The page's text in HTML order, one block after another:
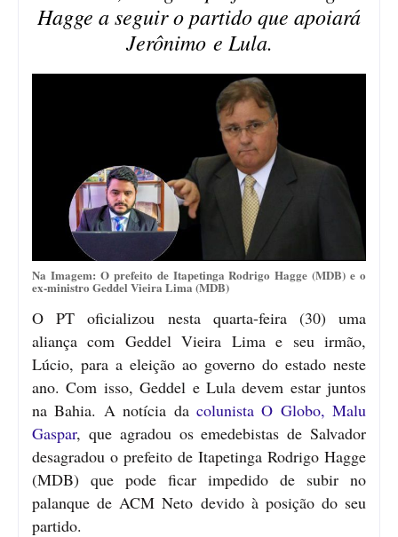
Hagge a seguir o partido que apoiará
Jerônimo e Lula.
Na Imagem: O prefeito de Itapetinga Rodrigo Hagge (MDB) e o
ex-ministro Geddel Vieira Lima (MDB)
O PT oficializou nesta quarta-feira (30) uma
aliança com Geddel Vieira Lima e seu irmão,
Lúcio, para a eleição ao governo do estado neste
ano. Com isso, Geddel e Lula devem estar juntos
na Bahia. A notícia da colunista O Globo, Malu
Gaspar, que agradou os emedebistas de Salvador
desagradou o prefeito de Itapetinga Rodrigo Hagge
(MDB) que pode ficar impedido de subir no
palanque de ACM Neto devido à posição do seu
partido.